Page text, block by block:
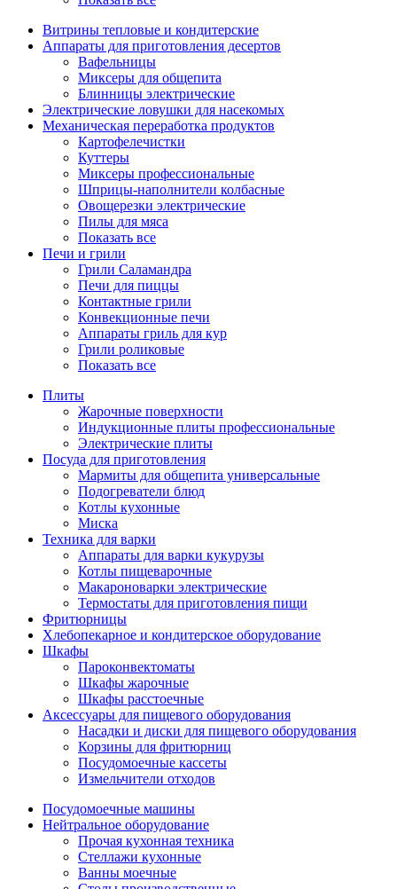
Витрины тепловые и кондитерские
Аппараты для приготовления десертов
Вафельницы
Миксеры для общепита
Блинницы электрические
Электрические ловушки для насекомых
Механическая переработка продуктов
Картофелечистки
Куттеры
Миксеры профессиональные
Шприцы-наполнители колбасные
Овощерезки электрические
Пилы для мяса
Показать все
Печи и грили
Грили Саламандра
Печи для пиццы
Контактные грили
Конвекционные печи
Аппараты гриль для кур
Грили роликовые
Показать все
Плиты
Жарочные поверхности
Индукционные плиты профессиональные
Электрические плиты
Посуда для приготовления
Мармиты для общепита универсальные
Подогреватели блюд
Котлы кухонные
Миска
Техника для варки
Аппараты для варки кукурузы
Котлы пищеварочные
Макароноварки электрические
Термостаты для приготовления пищи
Фритюрницы
Хлебопекарное и кондитерское оборудование
Шкафы
Пароконвектоматы
Шкафы жарочные
Шкафы расстоечные
Аксессуары для пищевого оборудования
Насадки и диски для пищевого оборудования
Корзины для фритюрниц
Посудомоечные кассеты
Измельчители отходов
Посудомоечные машины
Нейтральное оборудование
Прочая кухонная техника
Стеллажи кухонные
Ванны моечные